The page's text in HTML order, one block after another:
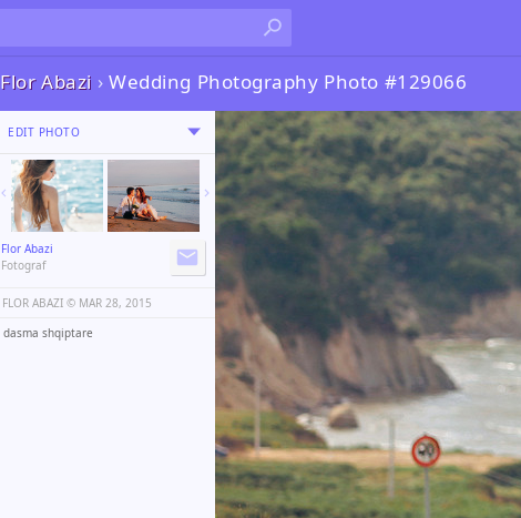
Flor Abazi › Wedding Photography Photo #129066
EDIT PHOTO
Flor Abazi
Fotograf
FLOR ABAZI ©️ MAR 28, 2015
dasma shqiptare